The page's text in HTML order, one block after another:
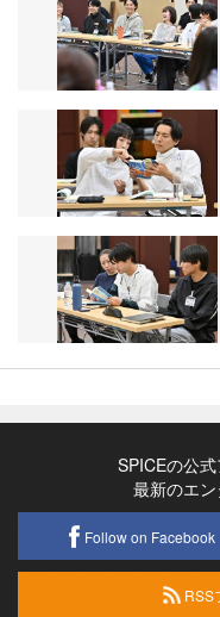
SPICEの公
最新のエ
Follow on Facebook
RSS